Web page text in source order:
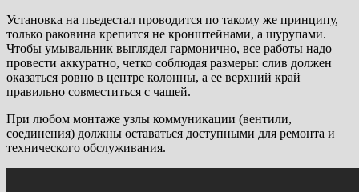
Установка на пьедестал проводится по такому же принципу,
только раковина крепится не кронштейнами, а шурупами.
Чтобы умывальник выглядел гармонично, все работы надо
провести аккуратно, четко соблюдая размеры: слив должен
оказаться ровно в центре колонны, а ее верхний край
правильно совместиться с чашей.
При любом монтаже узлы коммуникации (вентили,
соединения) должны оставаться доступными для ремонта и
технического обслуживания.